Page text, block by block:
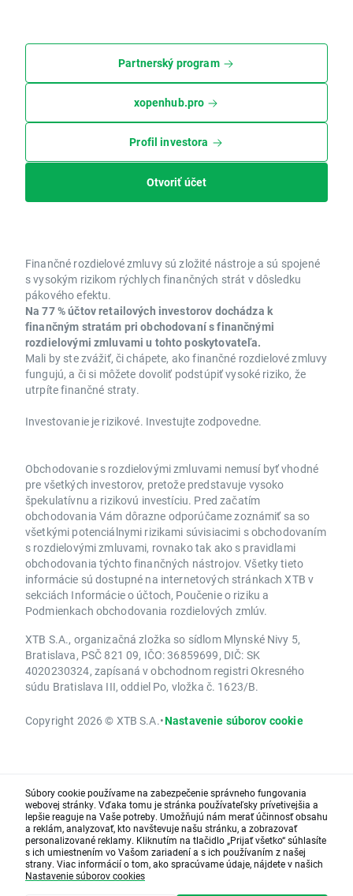
Partnerský program
xopenhub.pro
Profil investora
Otvoriť účet
Finančné rozdielové zmluvy sú zložité nástroje a sú spojené
s vysokým rizikom rýchlych finančných strát v dôsledku
pákového efektu.
Na 77 % účtov retailových investorov dochádza k
finančným stratám pri obchodovaní s finančnými
rozdielovými zmluvami u tohto poskytovateľa.
Mali by ste zvážiť, či chápete, ako finančné rozdielové zmluvy
fungujú, a či si môžete dovoliť podstúpiť vysoké riziko, že
utrpíte finančné straty.
Investovanie je rizikové. Investujte zodpovedne.
Obchodovanie s rozdielovými zmluvami nemusí byť vhodné
pre všetkých investorov, pretože predstavuje vysoko
špekulatívnu a rizikovú investíciu. Pred začatím
obchodovania Vám dôrazne odporúčame zoznámiť sa so
všetkými potenciálnymi rizikami súvisiacimi s obchodovaním
s rozdielovými zmluvami, rovnako tak ako s pravidlami
obchodovania týchto finančných nástrojov. Všetky tieto
informácie sú dostupné na internetových stránkach XTB v
sekciách Informácie o účtoch, Poučenie o riziku a
Podmienkach obchodovania rozdielových zmlúv.
XTB S.A., organizačná zložka so sídlom Mlynské Nivy 5,
Bratislava, PSČ 821 09, IČO: 36859699, DIČ: SK
4020230324, zapísaná v obchodnom registri Okresného
súdu Bratislava III, oddiel Po, vložka č. 1623/B.
Copyright 2026 © XTB S.A.•Nastavenie súborov cookie
Súbory cookie používame na zabezpečenie správneho fungovania
webovej stránky. Vďaka tomu je stránka používateľsky prívetivejšia a
lepšie reaguje na Vaše potreby. Umožňujú nám merať účinnosť obsahu
a reklám, analyzovať, kto navštevuje našu stránku, a zobrazovať
personalizované reklamy. Kliknutím na tlačidlo „Prijať všetko“ súhlasíte
s ich umiestnením vo Vašom zariadení a s ich používaním z našej
strany. Viac informácií o tom, ako spracúvame údaje, nájdete v našich
Nastavenie súborov cookies